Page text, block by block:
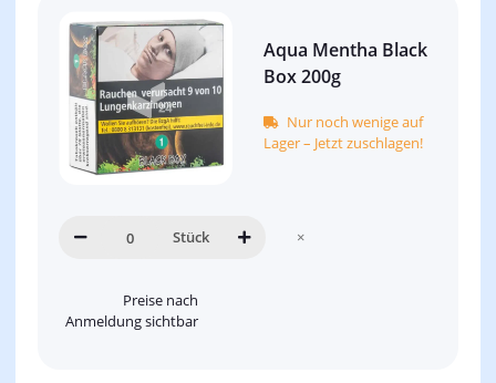
Aqua Mentha Black
Box 200g
Nur noch wenige auf
Lager – Jetzt zuschlagen!
Stück ×
Preise nach
Anmeldung sichtbar